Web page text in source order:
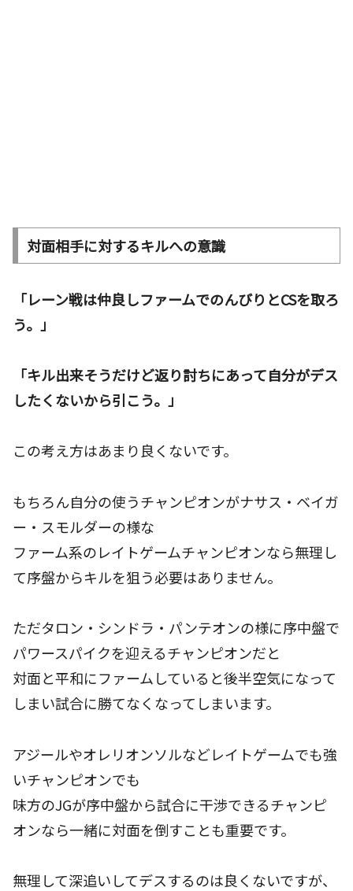
対面相手に対するキルへの意識
「レーン戦は仲良しファームでのんびりとCSを取ろ
う。」
「キル出来そうだけど返り討ちにあって自分がデス
したくないから引こう。」
この考え方はあまり良くないです。
もちろん自分の使うチャンピオンがナサス・ベイガ
ー・スモルダーの様な
ファーム系のレイトゲームチャンピオンなら無理し
て序盤からキルを狙う必要はありません。
ただタロン・シンドラ・パンテオンの様に序中盤で
パワースパイクを迎えるチャンピオンだと
対面と平和にファームしていると後半空気になって
しまい試合に勝てなくなってしまいます。
アジールやオレリオンソルなどレイトゲームでも強
いチャンピオンでも
味方のJGが序中盤から試合に干渉できるチャンピ
オンなら一緒に対面を倒すことも重要です。
無理して深追いしてデスするのは良くないですが、